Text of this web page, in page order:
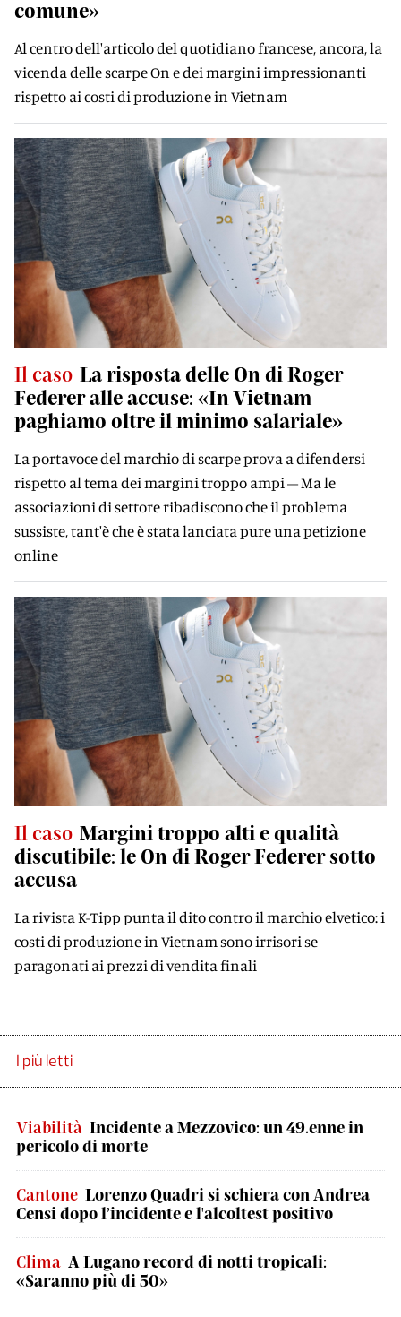
comune»
Al centro dell'articolo del quotidiano francese, ancora, la
vicenda delle scarpe On e dei margini impressionanti
rispetto ai costi di produzione in Vietnam
Il caso La risposta delle On di Roger
Federer alle accuse: «In Vietnam
paghiamo oltre il minimo salariale»
La portavoce del marchio di scarpe prova a difendersi
rispetto al tema dei margini troppo ampi – Ma le
associazioni di settore ribadiscono che il problema
sussiste, tant'è che è stata lanciata pure una petizione
online
Il caso Margini troppo alti e qualità
discutibile: le On di Roger Federer sotto
accusa
La rivista K-Tipp punta il dito contro il marchio elvetico: i
costi di produzione in Vietnam sono irrisori se
paragonati ai prezzi di vendita finali
I più letti
Viabilità Incidente a Mezzovico: un 49.enne in
pericolo di morte
Cantone Lorenzo Quadri si schiera con Andrea
Censi dopo l’incidente e l'alcoltest positivo
Clima A Lugano record di notti tropicali:
«Saranno più di 50»